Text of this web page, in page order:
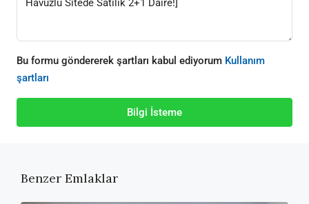
Bu formu göndererek şartları kabul ediyorum Kullanım
şartları
Bilgi İsteme
Benzer Emlaklar